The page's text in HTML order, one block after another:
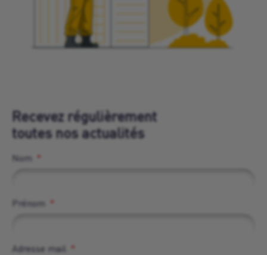
Recevez régulièrement
toutes nos actualités
Nom
Prénom
Adresse mail